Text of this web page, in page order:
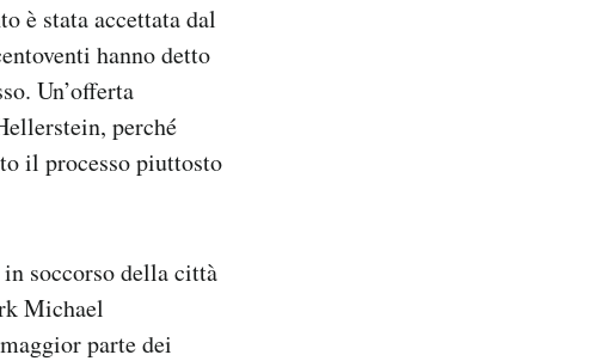
è stata accettata dal
hanno detto
Un’offerta
perché
il processo piuttosto
in soccorso della città
Michael
parte dei